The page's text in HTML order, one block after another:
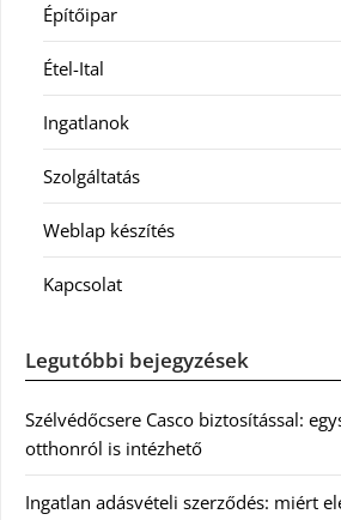
Építőipar
Étel-Ital
Ingatlanok
Szolgáltatás
Weblap készítés
Kapcsolat
Legutóbbi bejegyzések
Szélvédőcsere Casco biztosítással:
otthonról is intézhető
Ingatlan adásvételi szerződés: miért